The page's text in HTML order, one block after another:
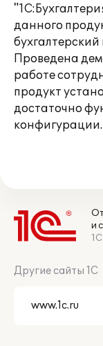
данного
Проведена
работе
продукт
достаточно
конфигурации.
и
Другие сайты 1С